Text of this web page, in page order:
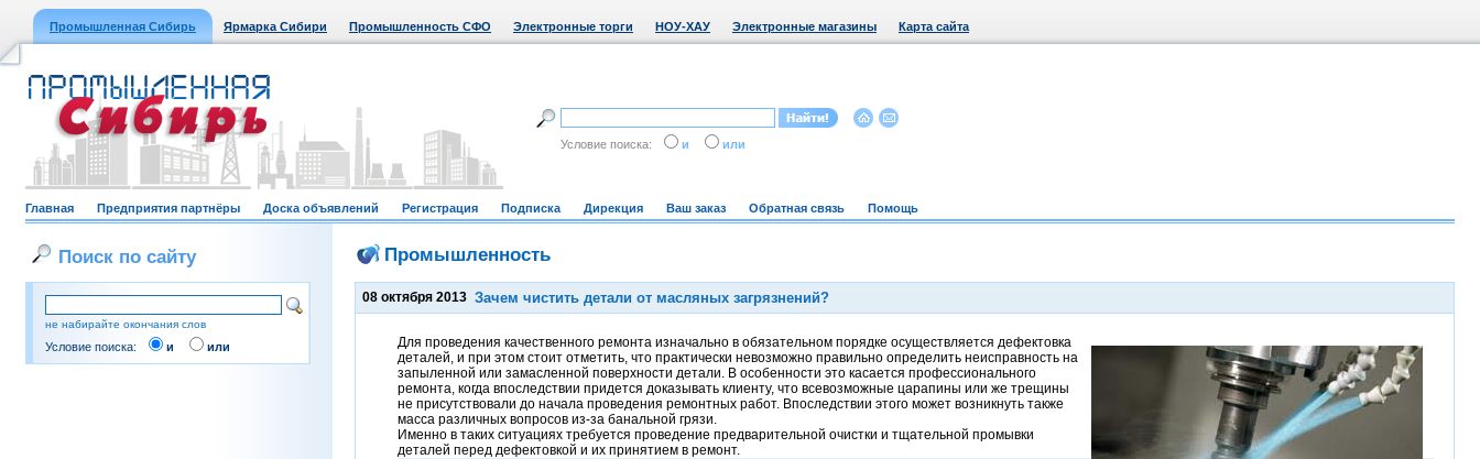
Промышленная Сибирь Ярмарка Сибири Промышленность СФО Электронные торги НОУ-ХАУ Электронные магазины Карта сайта
Условие поиска: и или
Главная Предприятия партнёры Доска объявлений Регистрация Подписка Дирекция Ваш заказ Обратная связь Помощь
Поиск по сайту
не набирайте окончания слов
Условие поиска: и или
Промышленность
08 октября 2013 Зачем чистить детали от масляных загрязнений?
Для проведения качественного ремонта изначально в обязательном порядке осуществляется дефектовка
деталей, и при этом стоит отметить, что практически невозможно правильно определить неисправность на
запыленной или замасленной поверхности детали. В особенности это касается профессионального
ремонта, когда впоследствии придется доказывать клиенту, что всевозможные царапины или же трещины
не присутствовали до начала проведения ремонтных работ. Впоследствии этого может возникнуть также
масса различных вопросов из-за банальной грязи.
Именно в таких ситуациях требуется проведение предварительной очистки и тщательной промывки
деталей перед дефектовкой и их принятием в ремонт.